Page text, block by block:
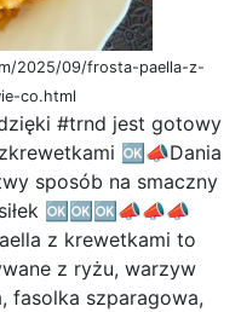
2025/09/frosta-paella-z-
co.html
#trnd jest gotowy
🆗📣Dania
sposób na smaczny
🆗🆗🆗📣📣📣
z krewetkami to
z ryżu, warzyw
fasolka szparagowa,